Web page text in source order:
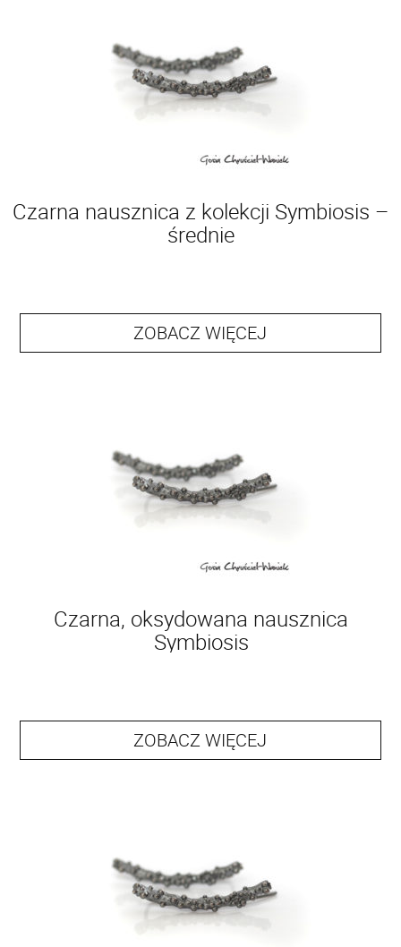
Czarna nausznica z kolekcji Symbiosis –
średnie
ZOBACZ WIĘCEJ
Czarna, oksydowana nausznica
Symbiosis
ZOBACZ WIĘCEJ